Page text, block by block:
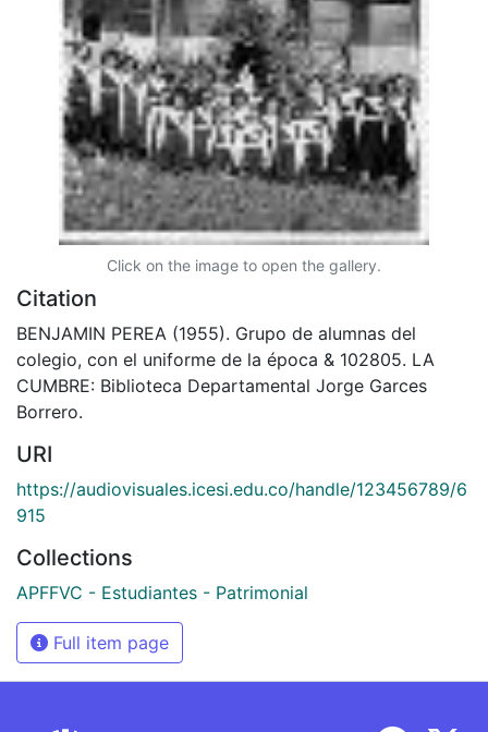
Click on the image to open the gallery.
Citation
BENJAMIN PEREA (1955). Grupo de alumnas del
colegio, con el uniforme de la época & 102805. LA
CUMBRE: Biblioteca Departamental Jorge Garces
Borrero.
URI
https://audiovisuales.icesi.edu.co/handle/123456789/6
915
Collections
APFFVC - Estudiantes - Patrimonial
Full item page